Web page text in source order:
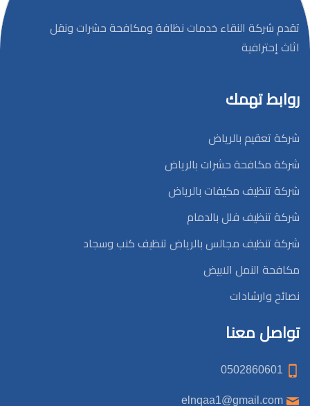
تقدم شركة النقاء خدمات نظافة ومكافحة حشرات ونقل
اثاث إحترافية
روابط تهمك
شركة تعقيم بالرياض
شركة مكافحة حشرات بالرياض
شركة تنظيف مكيفات بالرياض
شركة تنظيف فلل بالدمام
شركة تنظيف مجالس بالرياض تنظيف كنب وسجاد
مكافحة النمل الابيض
نصائح وارشادات
تواصل معنا